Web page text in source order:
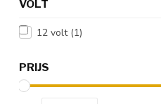
VOLT
12 volt (1)
PRIJS